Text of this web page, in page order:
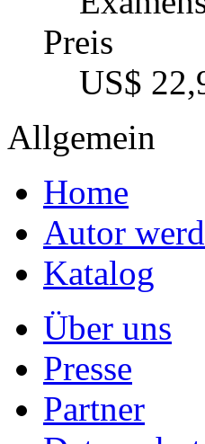
Preis
US$
Allgemein
Home
Autor
Katalog
Über uns
Presse
Partner